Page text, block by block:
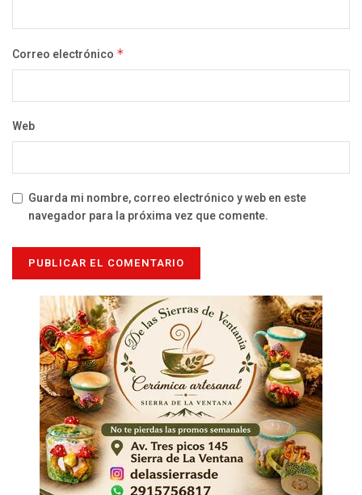
Correo electrónico *
Web
Guarda mi nombre, correo electrónico y web en este
navegador para la próxima vez que comente.